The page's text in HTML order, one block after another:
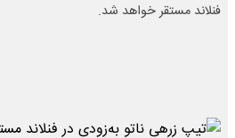
فنلاند مستقر خواهد شد.